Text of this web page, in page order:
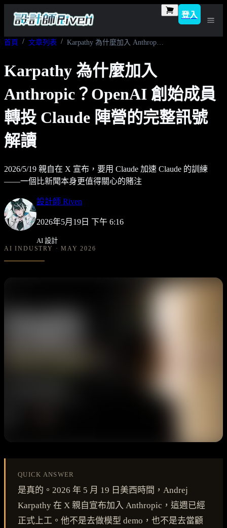
登入
首頁 文章列表 Karpathy 為什麼加入 Anthropic？OpenAI 創始成員轉投 Claude 陣營的完整訊號解讀
Karpathy 為什麼加入
Anthropic？OpenAI 創始成員
轉投 Claude 陣營的完整訊號
解讀
2026/5/19 親自在 X 宣布，要用 Claude 加速 Claude 的訓練
——一個比新聞本身更值得關心的賭注
設計師 Riven
2026年5月19日 下午 6:16
AI 設計
AI INDUSTRY · MAY 2026
QUICK ANSWER
是真的。2026 年 5 月 19 日美西時間，Andrej
Karpathy 在 X 親自宣布加入 Anthropic，這週已經
正式上工。他不是去做模型 demo，也不是去當顧